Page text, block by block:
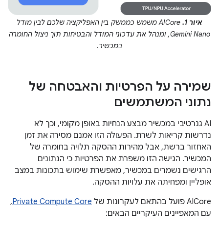
איור 1.
‫AICore משמש כממשק בין האפליקציה שלכם לבין מודל
Gemini Nano, ומנהל את עדכוני המודל והבטיחות תוך ניצול החומרה
במכשיר.
שמירה על הפרטיות והאבטחה של
נתוני המשתמשים
‫AI גנרטיבי במכשיר מבצע הנחיות באופן מקומי, וכך לא
נדרשות קריאות לשרת. הפעולה הזו אמנם מסירה את זמן
האחזור ברשת, אבל מהירות ההסקה תלויה בחומרה של
המכשיר. הגישה הזו משפרת את הפרטיות כי הנתונים
הרגישים נשמרים במכשיר, מאפשרת שימוש בתכונות במצב
אופליין ומפחיתה את עלויות ההסקה.
‫AICore פועל בהתאם לעקרונות של
Private Compute Core
,
עם המאפיינים העיקריים הבאים: